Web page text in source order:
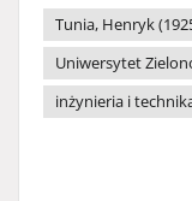
Tunia, Henryk
Uniwersytet
inżynieria i